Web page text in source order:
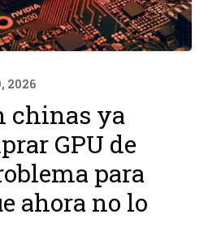
2026
chinas ya
GPU de
para
ahora no lo